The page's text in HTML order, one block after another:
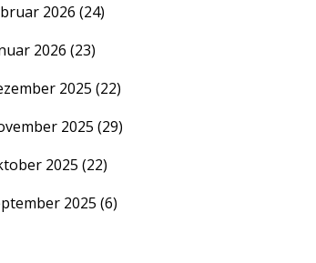
2026 (24)
2026 (23)
2025 (22)
2025 (29)
2025 (22)
2025 (6)